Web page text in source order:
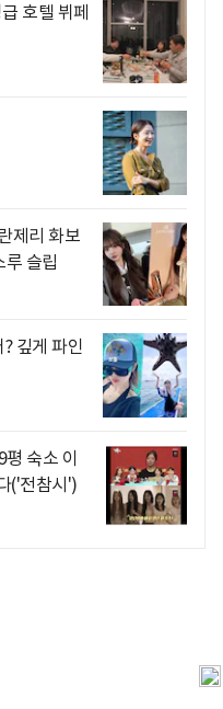
호텔 뷔페
제리 화보
슬립
깊게 파인
숙소 이
('전참시')